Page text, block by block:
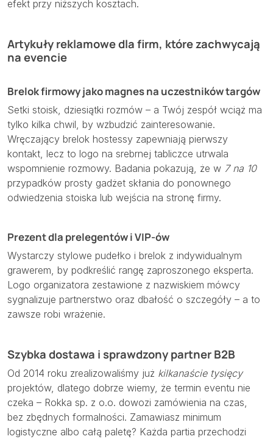
efekt przy niższych kosztach.
Artykuły reklamowe dla firm, które zachwycają
na evencie
Brelok firmowy jako magnes na uczestników targów
Setki stoisk, dziesiątki rozmów – a Twój zespół wciąż ma
tylko kilka chwil, by wzbudzić zainteresowanie.
Wręczający brelok hostessy zapewniają pierwszy
kontakt, lecz to logo na srebrnej tabliczce utrwala
wspomnienie rozmowy. Badania pokazują, że w 7 na 10
przypadków prosty gadżet skłania do ponownego
odwiedzenia stoiska lub wejścia na stronę firmy.
Prezent dla prelegentów i VIP-ów
Wystarczy stylowe pudełko i brelok z indywidualnym
grawerem, by podkreślić rangę zaproszonego eksperta.
Logo organizatora zestawione z nazwiskiem mówcy
sygnalizuje partnerstwo oraz dbałość o szczegóły – a to
zawsze robi wrażenie.
Szybka dostawa i sprawdzony partner B2B
Od 2014 roku zrealizowaliśmy już kilkanaście tysięcy
projektów, dlatego dobrze wiemy, że termin eventu nie
czeka – Rokka sp. z o.o. dowozi zamówienia na czas,
bez zbędnych formalności. Zamawiasz minimum
logistyczne albo całą paletę? Każda partia przechodzi